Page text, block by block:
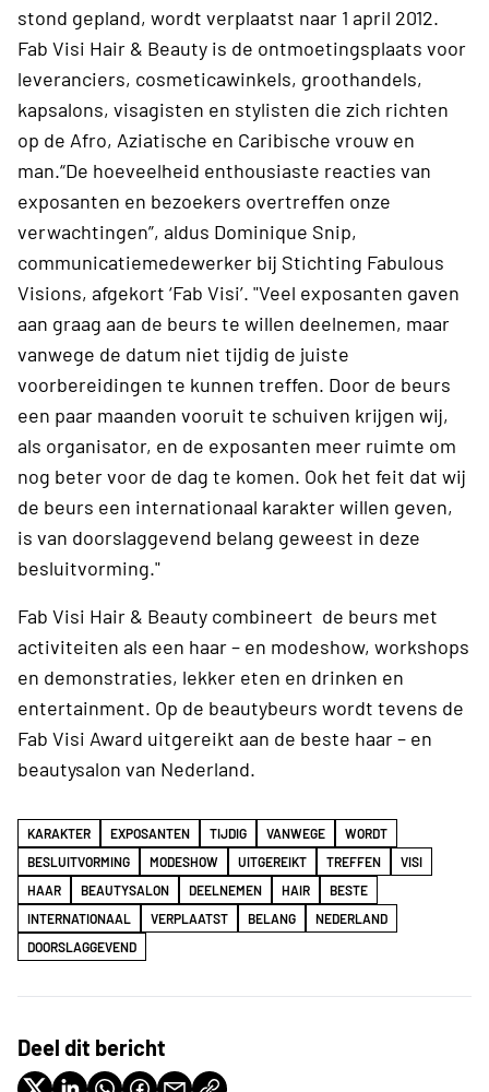
stond gepland, wordt verplaatst naar 1 april 2012.
Fab Visi Hair & Beauty is de ontmoetingsplaats voor
leveranciers, cosmeticawinkels, groothandels,
kapsalons, visagisten en stylisten die zich richten
op de Afro, Aziatische en Caribische vrouw en
man.“De hoeveelheid enthousiaste reacties van
exposanten en bezoekers overtreffen onze
verwachtingen”, aldus Dominique Snip,
communicatiemedewerker bij Stichting Fabulous
Visions, afgekort ‘Fab Visi’. "Veel exposanten gaven
aan graag aan de beurs te willen deelnemen, maar
vanwege de datum niet tijdig de juiste
voorbereidingen te kunnen treffen. Door de beurs
een paar maanden vooruit te schuiven krijgen wij,
als organisator, en de exposanten meer ruimte om
nog beter voor de dag te komen. Ook het feit dat wij
de beurs een internationaal karakter willen geven,
is van doorslaggevend belang geweest in deze
besluitvorming."
Fab Visi Hair & Beauty combineert de beurs met
activiteiten als een haar – en modeshow, workshops
en demonstraties, lekker eten en drinken en
entertainment. Op de beautybeurs wordt tevens de
Fab Visi Award uitgereikt aan de beste haar – en
beautysalon van Nederland.
KARAKTER EXPOSANTEN TIJDIG VANWEGE
WORDT
BESLUITVORMING
MODESHOW UITGEREIKT TREFFEN
VISI
HAAR
BEAUTYSALON DEELNEMEN HAIR
BESTE
INTERNATIONAAL
VERPLAATST BELANG
NEDERLAND
DOORSLAGGEVEND
Deel dit bericht